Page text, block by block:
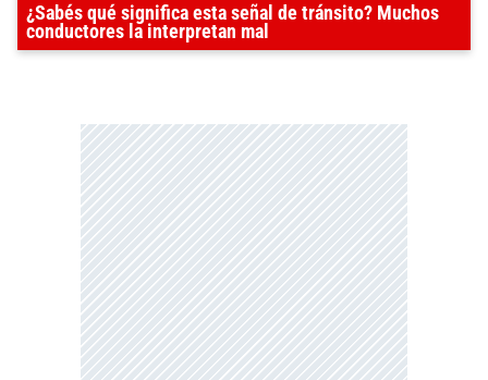
¿Sabés qué significa esta señal de tránsito? Muchos
conductores la interpretan mal